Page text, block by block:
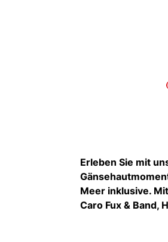
Erleben Sie mit
Meer inklusive.
Caro Fux & Band,